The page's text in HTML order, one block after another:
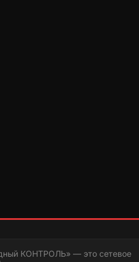
КОНТРОЛЬ» — это сетевое